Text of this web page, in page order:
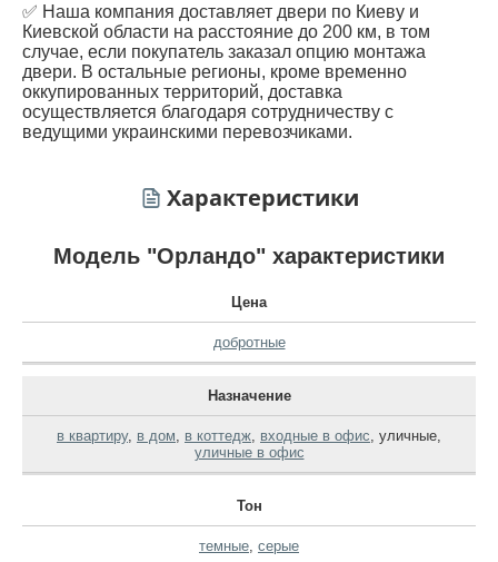
✅ Наша компания доставляет двери по Киеву и
Киевской области на расстояние до 200 км, в том
случае, если покупатель заказал опцию монтажа
двери. В остальные регионы, кроме временно
оккупированных территорий, доставка
осуществляется благодаря сотрудничеству с
ведущими украинскими перевозчиками.
Характеристики
Модель "Орландо" характеристики
Цена
добротные
Назначение
в квартиру, в дом в коттедж входные в офис уличные
уличные в офис
Тон
темные серые